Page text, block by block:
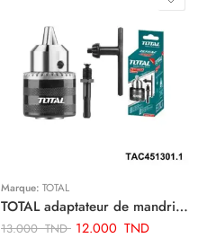
Marque: TOTAL
TOTAL adaptateur de mandrin de foret sds plus TAC451301.1
13.000TND 12.000 TND